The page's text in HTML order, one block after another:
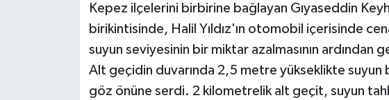
Kepez ilçelerini birbirine bağlayan Gıyaseddin
birikintisinde, Halil Yıldız'ın otomobil içerisinde
suyun seviyesinin bir miktar azalmasının ardından
Alt geçidin duvarında 2,5 metre yükseklikte suyun
göz önüne serdi. 2 kilometrelik alt geçit, suyun